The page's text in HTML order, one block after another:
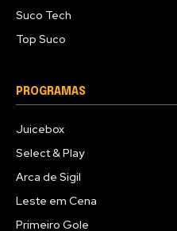
Suco Tech
Top Suco
PROGRAMAS
Juicebox
Select & Play
Arca de Sigil
Leste em Cena
Primeiro Gole